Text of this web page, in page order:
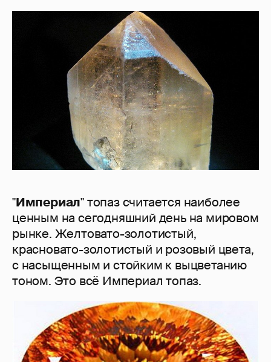
"Империал" топаз считается наиболее
ценным на сегодняшний день на мировом
рынке. Желтовато-золотистый,
красновато-золотистый и розовый цвета,
с насыщенным и стойким к выцветанию
тоном. Это всё Империал топаз.